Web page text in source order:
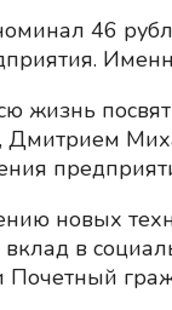
46
жизнь
Дмитрием
новых
в
Почетный